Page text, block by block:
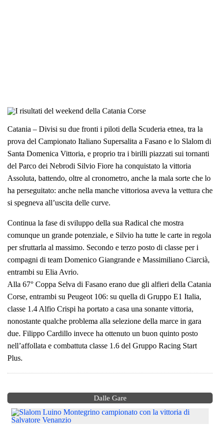
Catania – Divisi su due fronti i piloti della Scuderia etnea, tra la
prova del Campionato Italiano Supersalita a Fasano e lo Slalom di
Santa Domenica Vittoria, e proprio tra i birilli piazzati sui tornanti
del Parco dei Nebrodi Silvio Fiore ha conquistato la vittoria
Assoluta, battendo, oltre al cronometro, anche la mala sorte che lo
ha perseguitato: anche nella manche vittoriosa aveva la vettura che
si spegneva all’uscita delle curve.
Continua la fase di sviluppo della sua Radical che mostra
comunque un grande potenziale, e Silvio ha tutte le carte in regola
per sfruttarla al massimo. Secondo e terzo posto di classe per i
compagni di team Domenico Giangrande e Massimiliano Ciarcià,
entrambi su Elia Avrio.
Alla 67° Coppa Selva di Fasano erano due gli alfieri della Catania
Corse, entrambi su Peugeot 106: su quella di Gruppo E1 Italia,
classe 1.4 Alfio Crispi ha portato a casa una sonante vittoria,
nonostante qualche problema alla selezione della marce in gara
due. Filippo Cardillo invece ha ottenuto un buon quinto posto
nell’affollata e combattuta classe 1.6 del Gruppo Racing Start
Plus.
Dalle Gare